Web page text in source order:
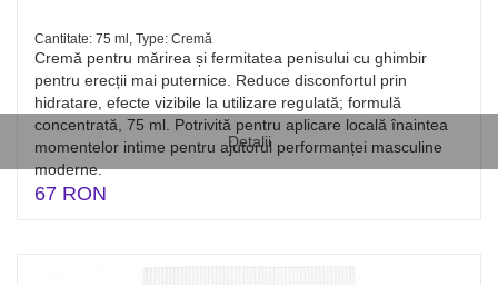
Detalii
Cantitate: 75 ml, Type: Cremă
Cremă pentru mărirea și fermitatea penisului cu ghimbir
pentru erecții mai puternice. Reduce disconfortul prin
hidratare, efecte vizibile la utilizare regulată; formulă
concentrată, 75 ml. Potrivită pentru aplicare locală înaintea
momentelor intime pentru ajutorul performanței masculine
moderne.
67 RON